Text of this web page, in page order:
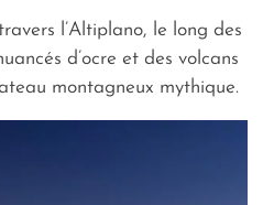
l’Altiplano, le long des
d’ocre et des volcans
montagneux mythique.